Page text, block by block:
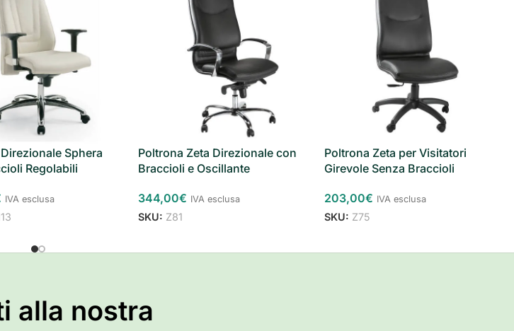
Sphera
Regolabili
IVA esclusa
Poltrona Zeta Direzionale con
Braccioli e Oscillante
344,00€ IVA esclusa
SKU: Z81
Poltrona Zeta per Visitatori
Girevole Senza Braccioli
203,00€ IVA esclusa
SKU: Z75
alla nostra